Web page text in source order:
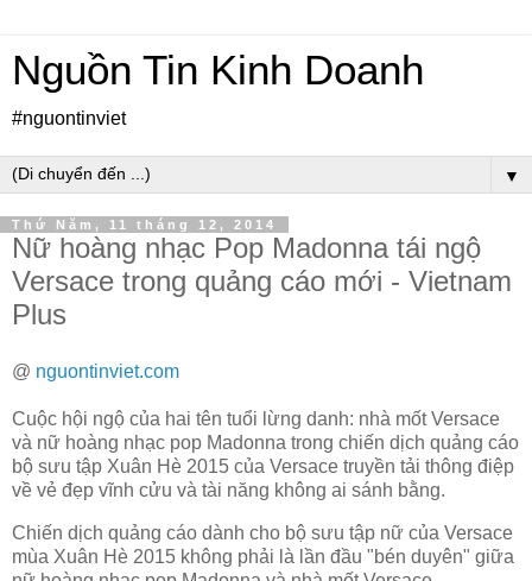
Nguồn Tin Kinh Doanh
#nguontinviet
▼
Thứ Năm, 11 tháng 12, 2014
Nữ hoàng nhạc Pop Madonna tái ngộ
Versace trong quảng cáo mới - Vietnam
Plus
@ nguontinviet.com
Cuộc hội ngộ của hai tên tuổi lừng danh: nhà mốt Versace
và nữ hoàng nhạc pop Madonna trong chiến dịch quảng cáo
bộ sưu tập Xuân Hè 2015 của Versace truyền tải thông điệp
về vẻ đẹp vĩnh cửu và tài năng không ai sánh bằng.
Chiến dịch quảng cáo dành cho bộ sưu tập nữ của Versace
mùa Xuân Hè 2015 không phải là lần đầu "bén duyên" giữa